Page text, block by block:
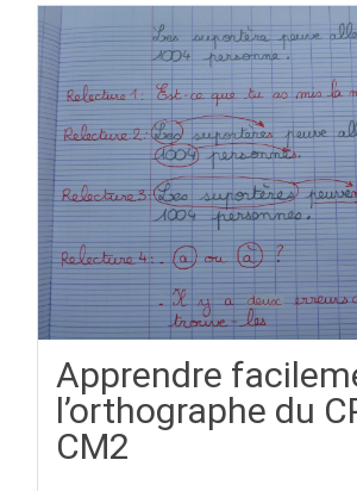
Apprendre
l’orthographe du
CM2